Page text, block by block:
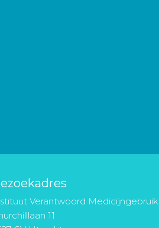
Verantwoord Medicijngebruik
11